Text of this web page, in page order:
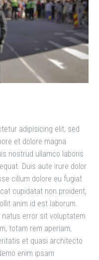
adipisicing elit, sed
et dolore magna
nostrud ullamco laboris
Duis aute irure dolor
cillum dolore eu fugiat
cupidatat non proident,
anim id est laborum.
error sit voluptatem
totam rem aperiam,
et quasi architecto
enim ipsam